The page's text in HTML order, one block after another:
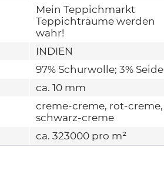
Mein Teppichmarkt
Teppichträume werden
wahr!
INDIEN
97% Schurwolle; 3% Seide
ca. 10 mm
creme-creme, rot-creme,
schwarz-creme
ca. 323000 pro m²